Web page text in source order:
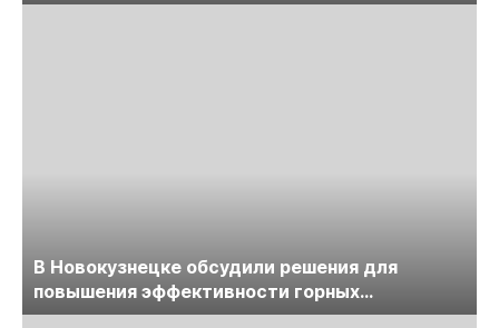
обсудят на семинаре «ПравоТЭК»
В Новокузнецке обсудили решения для
повышения эффективности горных
предприятий